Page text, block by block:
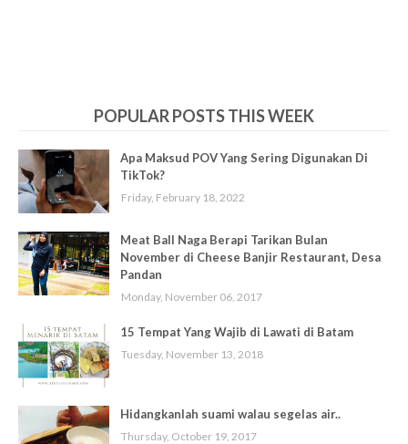
POPULAR POSTS THIS WEEK
Apa Maksud POV Yang Sering Digunakan Di
TikTok?
Friday, February 18, 2022
Meat Ball Naga Berapi Tarikan Bulan
November di Cheese Banjir Restaurant, Desa
Pandan
Monday, November 06, 2017
15 Tempat Yang Wajib di Lawati di Batam
Tuesday, November 13, 2018
Hidangkanlah suami walau segelas air..
Thursday, October 19, 2017